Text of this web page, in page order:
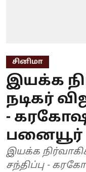
சினிமா
இயக்க
நடிகர்
-
பனையூர்
இயக்க